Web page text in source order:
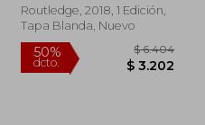
Inglés)
Routledge, 2018, 1 Edición,
Tapa Blanda, Nuevo